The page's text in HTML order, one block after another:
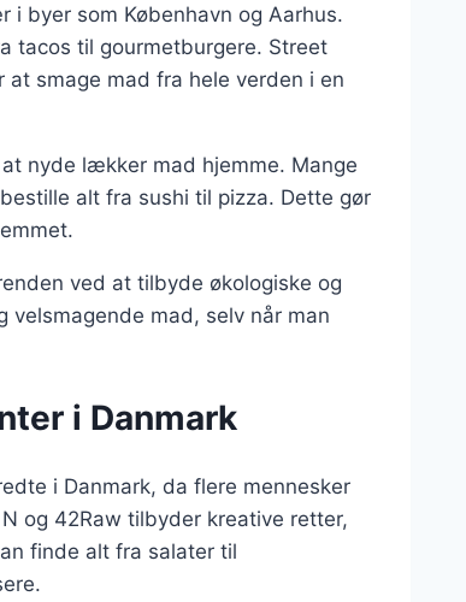
byer som København og Aarhus.
tacos til gourmetburgere. Street
smage mad fra hele verden i en
nyde lækker mad hjemme. Mange
alt fra sushi til pizza. Dette gør
ved at tilbyde økologiske og
velsmagende mad, selv når man
i Danmark
i Danmark, da flere mennesker
og 42Raw tilbyder kreative retter,
finde alt fra salater til